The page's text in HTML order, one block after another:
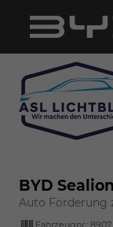
BYD
Auto Förderung